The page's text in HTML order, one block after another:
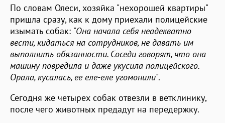
По словам Олеси, хозяйка "нехорошей квартиры"
пришла сразу, как к дому приехали полицейские
изымать собак: "Она начала себя неадекватно
вести, кидаться на сотрудников, не давать им
выполнить обязанности. Соседи говорят, что она
машину повредила и даже укусила полицейского.
Орала, кусалась, ее еле-еле угомонили".
Сегодня же четырех собак отвезли в ветклинику,
после чего животных предадут на передержку.